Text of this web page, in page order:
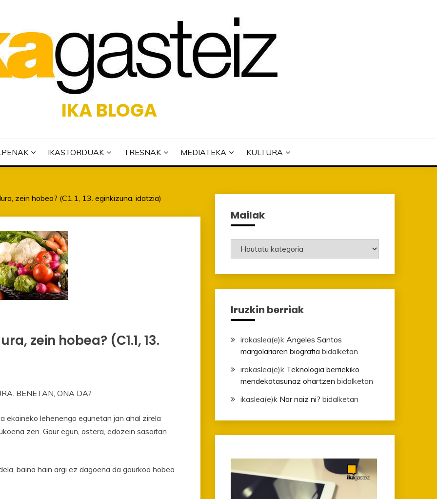
IKA BLOGA
IKASTORDUAK TRESNAK MEDIATEKA KULTURA
zein hobea? (C1.1, 13. eginkizuna, idatzia)
zein hobea? (C1.1, 13.
BENETAN, ONA DA?
ekaineko lehenengo egunetan jan ahal zirela
zen. Gaur egun, ostera, edozein sasoitan
baina hain argi ez dagoena da gaurkoa hobea
Mailak
Mailak
Iruzkin berriak
irakaslea(e)k Angeles Santos
margolariaren biografia bidalketan
irakaslea(e)k Teknologia berriekiko
mendekotasunaz ohartzen bidalketan
ikaslea(e)k Nor naiz ni? bidalketan